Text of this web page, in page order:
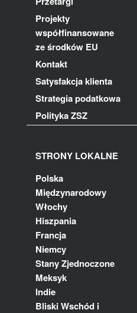
Projekty
współfinansowane
ze środków EU
Kontakt
Satysfakcja klienta
Strategia podatkowa
Polityka ZSZ
STRONY LOKALNE
Polska
Międzynarodowy
Włochy
Hiszpania
Francja
Niemcy
Stany Zjednoczone
Meksyk
Indie
Bliski Wschód i